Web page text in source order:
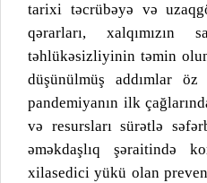
tarixi təcrübəyə və
qərarları, xalqımızın
təhlükəsizliyinin təmin
düşünülmüş addımlar
pandemiyanın ilk
və resursları sürətlə
əməkdaşlıq şəraitində
xilasedici yükü olan